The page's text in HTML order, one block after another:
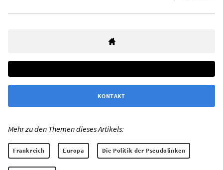
KONTAKT
Mehr zu den Themen dieses Artikels:
Frankreich Europa Die Politik der Pseudolinken